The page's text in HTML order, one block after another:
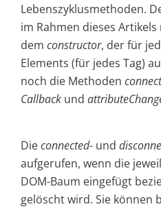
Lebenszyklusmethoden.
im Rahmen dieses
dem constructor, der für
Elements (für jedes Tag)
noch die Methoden
Callback und
Dieconnected- und
aufgerufen, wenn die
DOM-Baum eingefügt
gelöscht wird. Sie können